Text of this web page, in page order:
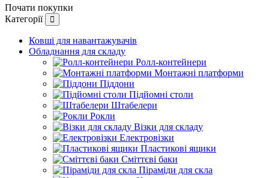
Почати покупки
Категорії
Ковші для навантажувачів
Обладнання для складу
Ролл-контейнери
Монтажні платформи
Піддони
Підйомні столи
Штабелери
Рокли
Візки для складу
Електровізки
Пластикові ящики
Сміттєві баки
Піраміди для скла